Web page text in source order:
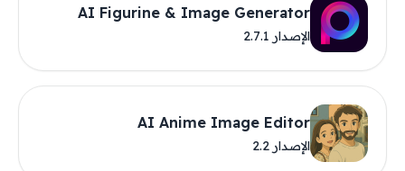
AI Figurine & Image Generator
الإصدار 2.7.1
AI Anime Image Editor
الإصدار 2.2